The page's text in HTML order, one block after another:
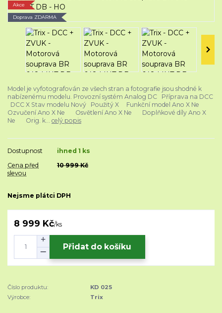
Akce
Doprava ZDARMA
Model je vyfotografován ze všech stran a fotografie jsou shodné k
nabízenému modelu. Provozní systém Analog DC Příprava na DCC
DCC X Stav modelu Nový Použitý X Funkční model Ano X Ne
Ozvučení Ano X Ne Osvětlení Ano X Ne Doplňkové díly Ano X
Ne Orig. k... celý popis
Dostupnost
ihned 1 ks
Cena před
slevou
10 999 Kč
Nejsme plátci DPH
8 999 Kč/ks
Přidat do košíku
Číslo produktu:
KD 025
Výrobce:
Trix